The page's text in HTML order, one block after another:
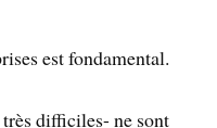
est fondamental.
difficiles- ne sont